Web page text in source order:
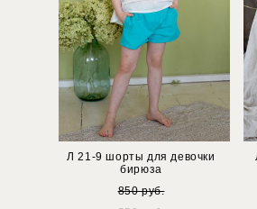
Л 21-9 шорты для девочки
бирюза
850 pуб.